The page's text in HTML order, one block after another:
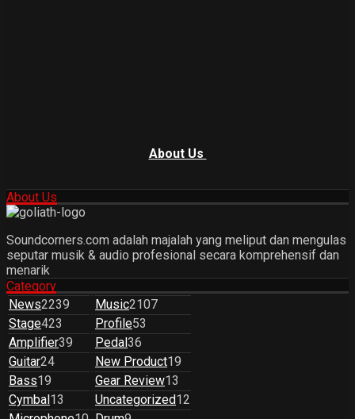
About Us
About Us
Soundcorners.com adalah majalah yang meliput dan mengulas
seputar musik & audio profesional secara komprehensif dan
menarik
Category
News2239 Music2107
Stage423 Profile53
Amplifier39 Pedal 36
Guitar24 New Product19
Bass19 Gear Review13
Cymbal 13 Uncategorized12